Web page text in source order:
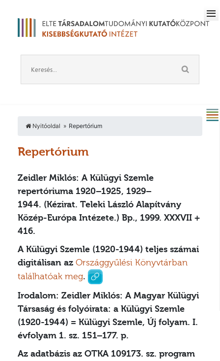
Nyitóoldal Repertórium
Repertórium
Zeidler Miklós: A Külügyi Szemle
repertóriuma 1920–1925, 1929–
1944. (Kézirat. Teleki László Alapítvány
Közép-Európa Intézete.) Bp., 1999. XXXVII +
416.
A Külügyi Szemle (1920-1944) teljes számai
digitálisan az Országgyűlési Könyvtárban
találhatóak meg.
Irodalom: Zeidler Miklós: A Magyar Külügyi
Társaság és folyóirata: a Külügyi Szemle
(1920-1944) = Külügyi Szemle, Új folyam. I.
évfolyam 1. sz. 151–177. p.
Az adatbázis az OTKA 109173. sz. program